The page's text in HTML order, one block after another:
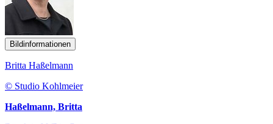
Bildinformationen
Britta Haßelmann
© Studio Kohlmeier
Haßelmann, Britta